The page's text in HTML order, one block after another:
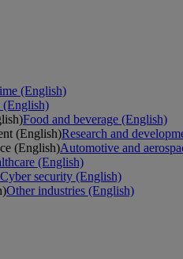
(English)
(English)
Food and beverage (English)
Research and
Automotive and
(English)
Cyber security (English)
Other industries (English)